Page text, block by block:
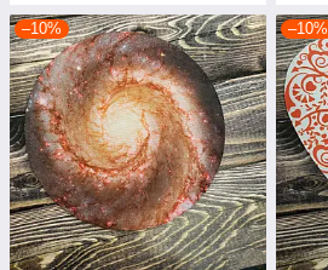
–10% –10%